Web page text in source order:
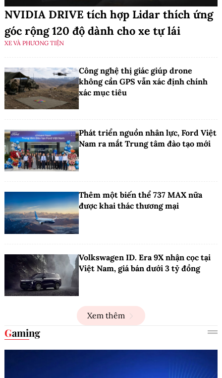
NVIDIA DRIVE tích hợp Lidar thích ứng
góc rộng 120 độ dành cho xe tự lái
XE VÀ PHƯƠNG TIỆN
Công nghệ thị giác giúp drone
không cần GPS vẫn xác định chính
xác mục tiêu
Phát triển nguồn nhân lực, Ford Việt
Nam ra mắt Trung tâm đào tạo mới
Thêm một biến thể 737 MAX nữa
được khai thác thương mại
Volkswagen ID. Era 9X nhận cọc tại
Việt Nam, giá bán dưới 3 tỷ đồng
Xem thêm
Gaming